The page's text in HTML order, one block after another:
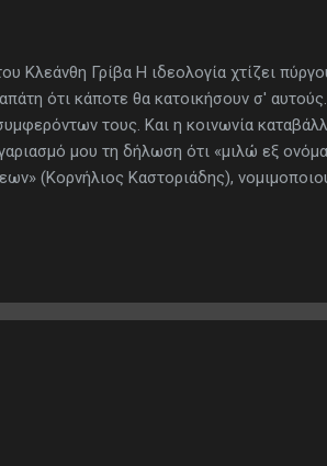
Κλεάνθη Γρίβα Η ιδεολογία χτίζει
ότι κάποτε θα κατοικήσουν σ'
τους. Και η κοινωνία
μου τη δήλωση ότι «μιλώ εξ
(Κορνήλιος Καστοριάδης),
στην ανελευθερία της κοινωνίας. 1. Η